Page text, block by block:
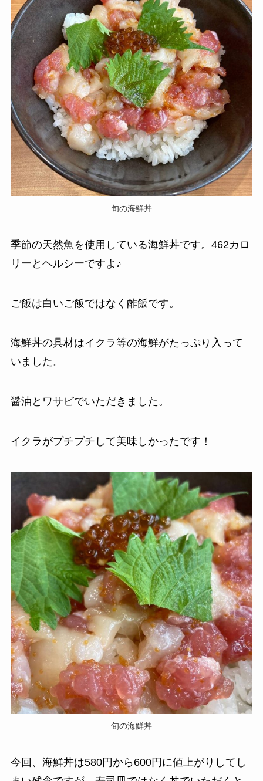
旬の海鮮丼
季節の天然魚を使用している海鮮丼です。462カロ
リーとヘルシーですよ♪
ご飯は白いご飯ではなく酢飯です。
海鮮丼の具材はイクラ等の海鮮がたっぷり入って
いました。
醤油とワサビでいただきました。
イクラがプチプチして美味しかったです！
旬の海鮮丼
今回、海鮮丼は580円から600円に値上がりしてし